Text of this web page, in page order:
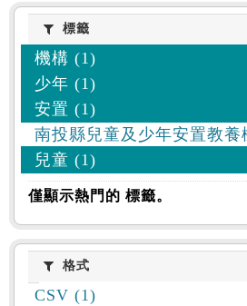
標籤標籤
機構 (1)
少年 (1)
安置 (1)
南投縣兒童及少年安置教養
兒童 (1)
僅顯示熱門的 標籤。
格式格式
CSV (1)